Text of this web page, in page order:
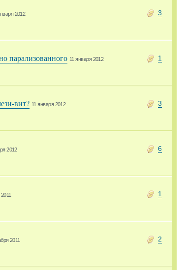
3
2012
1
парализованного 11 января 2012
3
вит? 11 января 2012
6
2012
1
2
2011